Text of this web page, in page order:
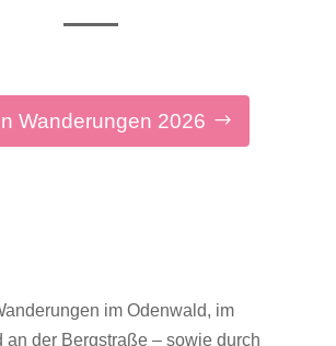
Wanderungen 2026
im Odenwald, im
an der Bergstraße – sowie durch